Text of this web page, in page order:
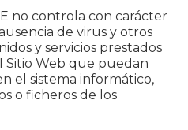
no controla con carácter
de virus y otros
y servicios prestados
Sitio Web que puedan
el sistema informático,
o ficheros de los